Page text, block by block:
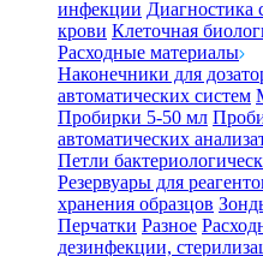
инфекции Диагностика
крови Клеточная
Расходные материалы
Наконечники для
автоматических систем
Пробирки 5-50 мл
автоматических
Петли
Резервуары для
хранения образцов
Перчатки Разное
дезинфекции,